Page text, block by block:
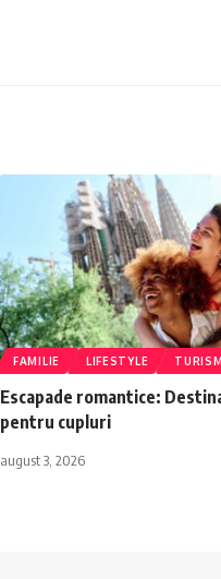
FAMILIE LIFESTYLE TURISM
Escapade romantice:
pentru cupluri
august 3, 2026